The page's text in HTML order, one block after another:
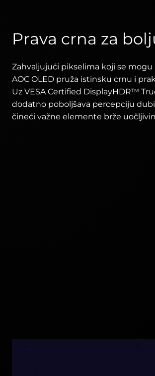
Prava crna za
Zahvaljujući pikselima koji se
AOC OLED pruža istinsku crnu i
Uz VESA Certified DisplayHDR™
dodatno poboljšava percepciju
čineći važne elemente brže